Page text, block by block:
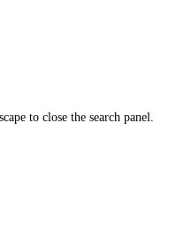
to close the search panel.